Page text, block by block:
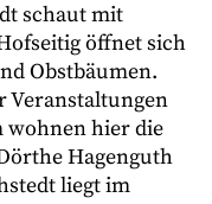
schaut mit
öffnet sich
Obstbäumen.
Veranstaltungen
wohnen hier die
Hagenguth
liegt im